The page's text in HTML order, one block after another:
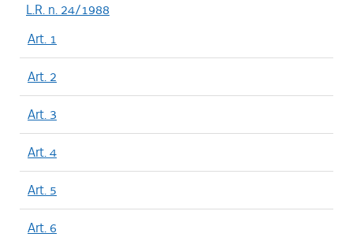
L.R. n. 24/1988
Art. 1
Art. 2
Art. 3
Art. 4
Art. 5
Art. 6